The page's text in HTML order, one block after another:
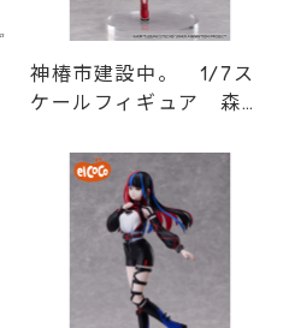
神椿市建設中。 1/7ス
ケールフィギュア 森先